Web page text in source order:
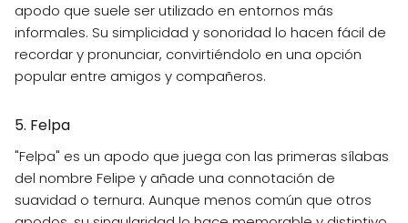
apodo que suele ser utilizado en entornos más
informales. Su simplicidad y sonoridad lo hacen fácil de
recordar y pronunciar, convirtiéndolo en una opción
popular entre amigos y compañeros.
5. Felpa
"Felpa" es un apodo que juega con las primeras sílabas
del nombre Felipe y añade una connotación de
suavidad o ternura. Aunque menos común que otros